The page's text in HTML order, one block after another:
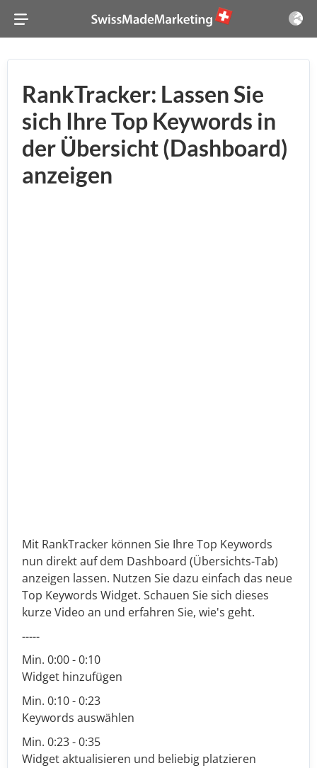
RankTracker: Lassen Sie
sich Ihre Top Keywords in
der Übersicht (Dashboard)
anzeigen
Mit RankTracker können Sie Ihre Top Keywords
nun direkt auf dem Dashboard (Übersichts-Tab)
anzeigen lassen. Nutzen Sie dazu einfach das neue
Top Keywords Widget. Schauen Sie sich dieses
kurze Video an und erfahren Sie, wie's geht.
-----
Min. 0:00 - 0:10
Widget hinzufügen
Min. 0:10 - 0:23
Keywords auswählen
Min. 0:23 - 0:35
Widget aktualisieren und beliebig platzieren